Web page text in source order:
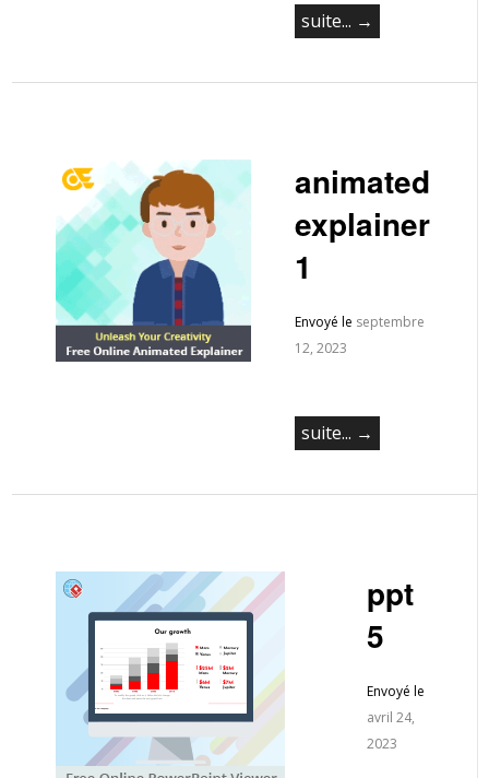
suite... →
animated
explainer
1
Envoyé le septembre
12, 2023
suite... →
ppt
5
Envoyé le
avril 24,
2023